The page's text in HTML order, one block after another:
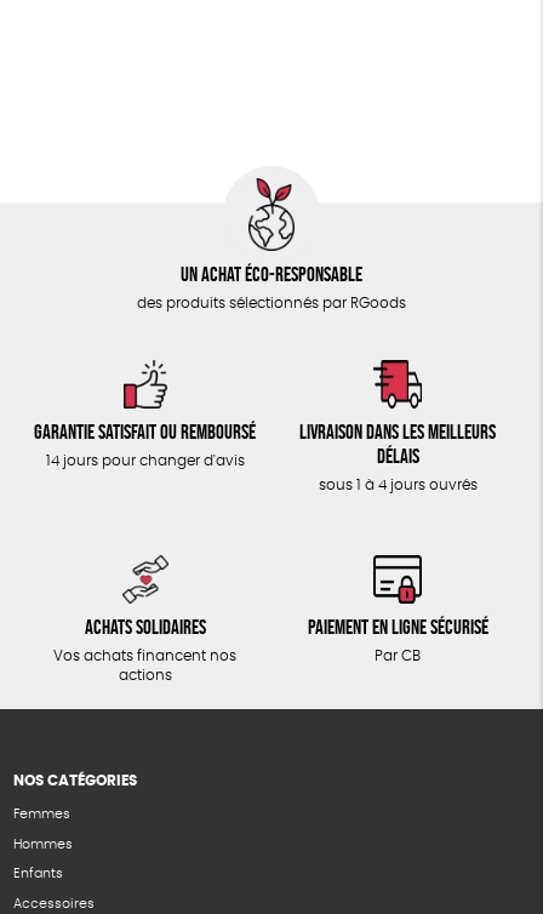
Un achat éco-responsable
des produits sélectionnés par RGoods
Garantie satisfait ou remboursé
14 jours pour changer d'avis
Livraison dans les meilleurs
délais
sous 1 à 4 jours ouvrés
Achats solidaires
Vos achats financent nos
actions
Paiement en ligne sécurisé
Par CB
NOS CATÉGORIES
Femmes
Hommes
Enfants
Accessoires